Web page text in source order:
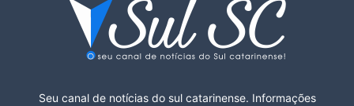
Seu canal de notícias do sul catarinense. Informações